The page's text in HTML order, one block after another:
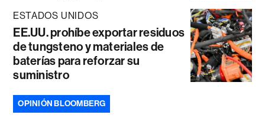
ESTADOS UNIDOS
EE.UU. prohíbe exportar residuos
de tungsteno y materiales de
baterías para reforzar su
suministro
OPINIÓN BLOOMBERG